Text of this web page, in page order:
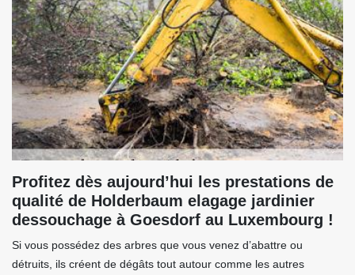
Profitez dès aujourd’hui les prestations de
qualité de Holderbaum elagage jardinier
dessouchage à Goesdorf au Luxembourg !
Si vous possédez des arbres que vous venez d’abattre ou
détruits, ils créent de dégâts tout autour comme les autres